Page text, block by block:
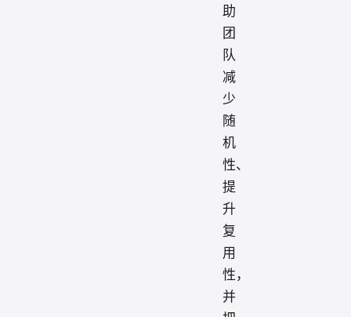
助
团
队
减
少
随
机
性、
提
升
复
用
性，
并